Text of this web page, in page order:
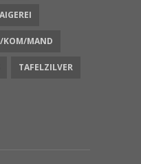
KOM/MAND
TAFELZILVER